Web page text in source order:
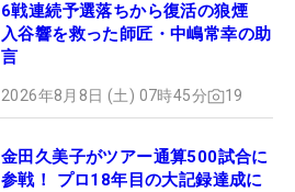
6戦連続予選落ちから復活の狼煙
入谷響を救った師匠・中嶋常幸の助
言
2026年8月8日 (土) 07時45分 19
金田久美子がツアー通算500試合に
参戦！ プロ18年目の大記録達成に